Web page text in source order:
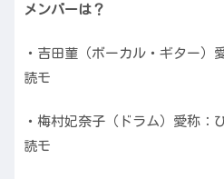
メンバーは？
・吉田菫（ボーカル・ギター
読モ
・梅村妃奈子（ドラム）愛称
読モ